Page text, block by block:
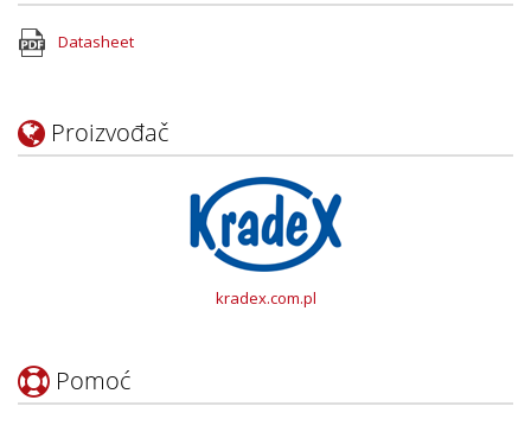
Datasheet
Proizvođač
kradex.com.pl
Pomoć